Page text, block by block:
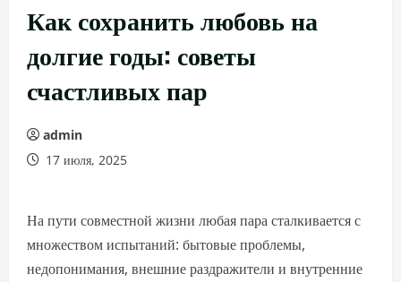
Как сохранить любовь на
долгие годы: советы
счастливых пар
admin
17 июля, 2025
На пути совместной жизни любая пара сталкивается с
множеством испытаний: бытовые проблемы,
недопонимания, внешние раздражители и внутренние